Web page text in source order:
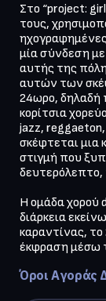
Στο “project:
τους,
μία σύνδεση
αυτής της
αυτών των
24ωρο, δηλαδή
κορίτσια
jazz, reggaeton,
σκέφτεται μια
στιγμή που
δευτερόλεπτο,
Η ομάδα χορού
διάρκεια
καραντίνας, το
έκφραση μέσω
Όροι Αγοράς